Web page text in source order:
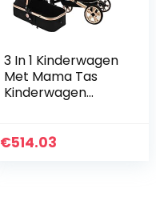
3 In 1 Kinderwagen
Met Mama Tas
Kinderwagen
Opvouwbaar Hoge
€514.03